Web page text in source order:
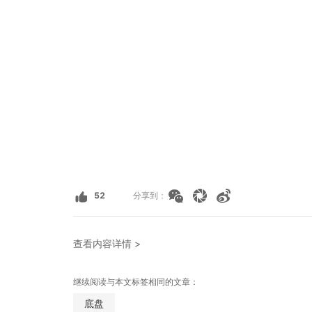
52 分享到：
查看内容详情 >
继续阅读与本文标签相同的文章：
底盘